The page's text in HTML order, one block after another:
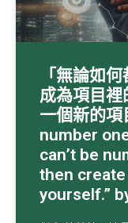
「無論如
成為項目
一個新的項
number
can’t be
then
yourself.”